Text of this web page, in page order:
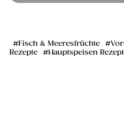
Fisch & Meeresfrüchte
Rezepte
Hauptspeisen